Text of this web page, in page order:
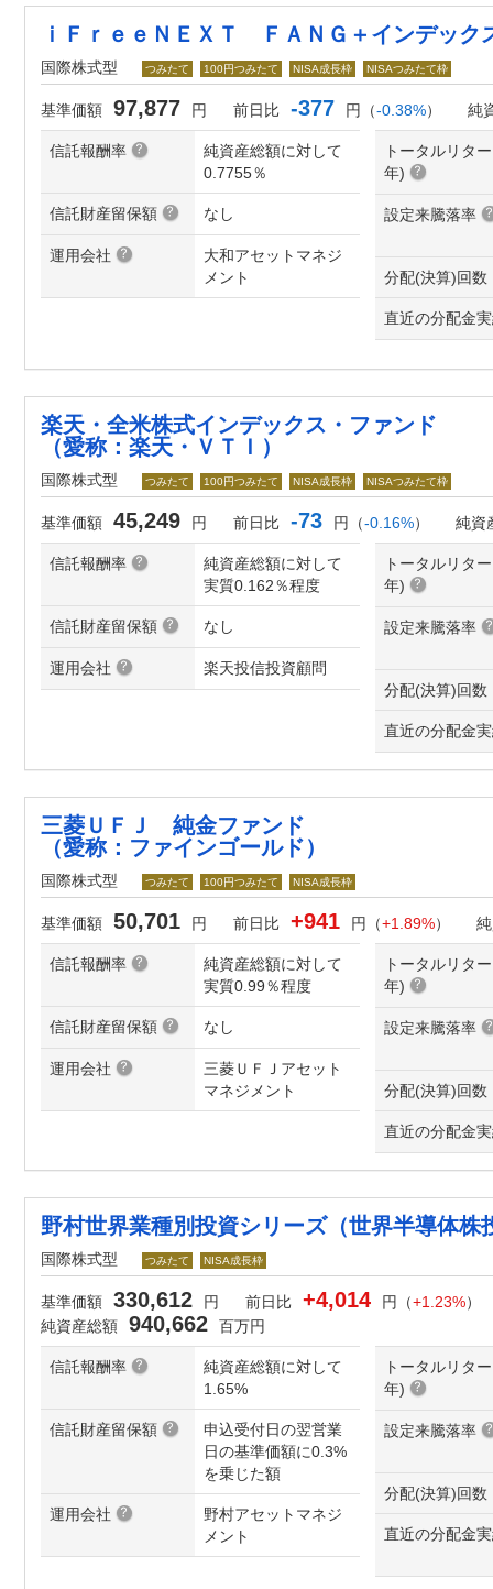
ｉＦｒｅｅＮＥＸＴ ＦＡＮＧ＋インデック
国際株式型 つみたて 100円つみたて NISA成長枠 NISAつみたて枠
基準価額 97,877 円 前日比 -377 円（-0.38%） 純
信託報酬率
純資産総額に対して
0.7755％
信託財産留保額 なし
運用会社
大和アセットマネジ
メント
トータルリタ
年)
設定来騰落率
分配(決算)回数
直近の分配金
楽天・全米株式インデックス・ファンド
（愛称：楽天・ＶＴＩ）
国際株式型 つみたて 100円つみたて NISA成長枠 NISAつみたて枠
基準価額 45,249 円 前日比 -73 円（-0.16%） 純資
信託報酬率
純資産総額に対して
実質0.162％程度
信託財産留保額 なし
運用会社 楽天投信投資顧問
トータルリタ
年)
設定来騰落率
分配(決算)回数
直近の分配金
三菱ＵＦＪ 純金ファンド
（愛称：ファインゴールド）
国際株式型 つみたて 100円つみたて NISA成長枠
基準価額 50,701 円 前日比 +941 円（+1.89%）
信託報酬率
純資産総額に対して
実質0.99％程度
信託財産留保額 なし
運用会社
三菱ＵＦＪアセット
マネジメント
トータルリタ
年)
設定来騰落率
分配(決算)回数
直近の分配金
野村世界業種別投資シリーズ（世界半導体株
国際株式型 つみたて NISA成長枠
基準価額 330,612 円 前日比 +4,014 円（+1.23%）
純資産総額
940,662 百万円
信託報酬率
純資産総額に対して
1.65%
信託財産留保額
申込受付日の翌営業
日の基準価額に0.3%
を乗じた額
運用会社
野村アセットマネジ
メント
トータルリタ
年)
設定来騰落率
分配(決算)回数
直近の分配金